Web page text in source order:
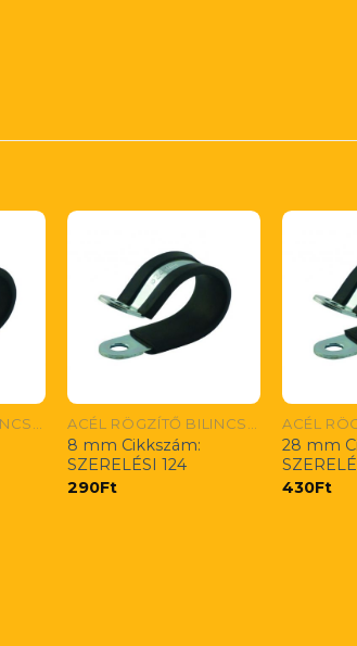
8 mm Cikkszám:
SZERELÉSI 124
290Ft
28 mm
430Ft